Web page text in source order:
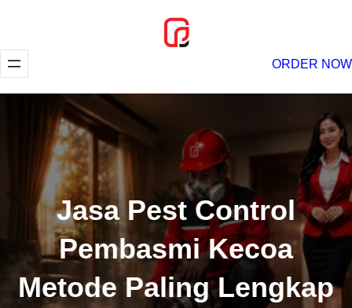
konten
ORDER NOW
Jasa Pest Control
Pembasmi Kecoa
Metode Paling Lengkap